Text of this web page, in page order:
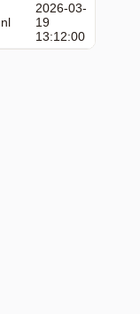
nl
2026-03-
19
13:12:00